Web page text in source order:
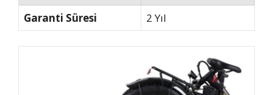
Garanti Süresi
2 Yıl